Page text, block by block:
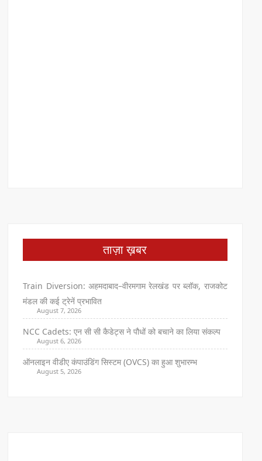
ताज़ा ख़बर
Train Diversion: अहमदाबाद–वीरमगाम रेलखंड पर ब्लॉक, राजकोट
मंडल की कई ट्रेनें प्रभावित
August 7, 2026
NCC Cadets: एन सी सी कैडेट्स ने पौधों को बचाने का लिया संकल्प
August 6, 2026
ऑनलाइन वीडीए कंपाउंडिंग सिस्टम (OVCS) का हुआ शुभारम्भ
August 5, 2026